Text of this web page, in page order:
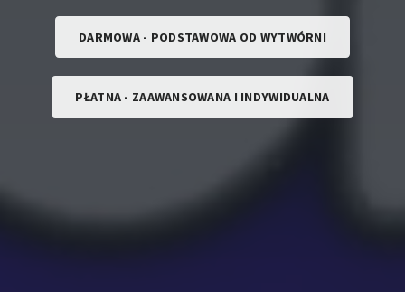
DARMOWA - PODSTAWOWA OD WYTWÓRNI
PŁATNA - ZAAWANSOWANA I INDYWIDUALNA